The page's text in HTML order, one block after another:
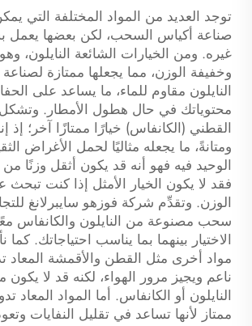
توجد العديد من المواد المختلفة التي
صناعة أكياس السحب، لكن بعضها
غيره. ومن الخيارات الشائعة النايلون،
وخفيفة الوزن، مما يجعلها ممتازة
النايلون مقاوم للماء، ما يساعد على
محتوياتك في حال هطول الأمطار.
القطني (الكانفاس) خيارًا ممتازًا آخر؛ إذ
ومتانةً، ما يجعله مثاليًا لحمل الأغراض
الوحيد فيه فهو أنه قد يكون أثقل وزنًا من
فقد لا يكون الخيار الأمثل إذا كنت
الوزن. وتقدِّم شركة فوزهو سايبرلانغ
سحب مصنوعة من النايلون والكانفاس
الاختيار بينهما بما يناسب احتياجاتك. كما
مواد أخرى مثل القطن والأقمشة المعاد
ناعم ويجيز مرور الهواء، لكنه قد لا يكون
النايلون أو الكانفاس. أما المواد المعاد
ممتاز لأنها تساعد في تقليل النفايات